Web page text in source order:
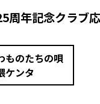
周年記念クラブ
ものたちの唄
ケンタ